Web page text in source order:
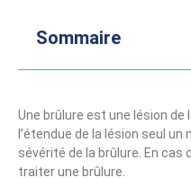
Sommaire
Une brûlure est une lésion de
l’étendue de la lésion seul
sévérité de la brûlure. En cas
traiter une brûlure.